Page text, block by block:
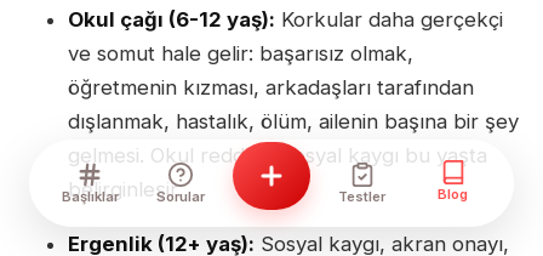
Okul çağı (6-12 yaş): Korkular daha gerçekçi
ve somut hale gelir: başarısız olmak,
öğretmenin kızması, arkadaşları tarafından
dışlanmak, hastalık, ölüm, ailenin başına bir şey
gelmesi. Okul reddi ve sosyal kaygı bu yaşta
belirginleşir.
Ergenlik (12+ yaş): Sosyal kaygı, akran onayı,
Başlıklar Sorular Testler Blog